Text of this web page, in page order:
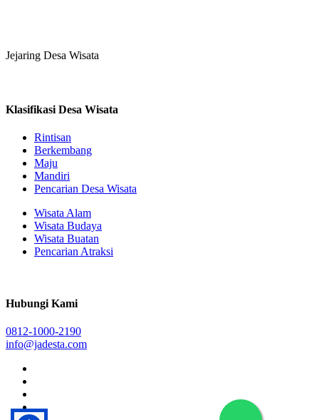
Jejaring Desa Wisata
Klasifikasi Desa Wisata
Rintisan
Berkembang
Maju
Mandiri
Pencarian Desa Wisata
Wisata Alam
Wisata Budaya
Wisata Buatan
Pencarian Atraksi
Hubungi Kami
0812-1000-2190
info@jadesta.com